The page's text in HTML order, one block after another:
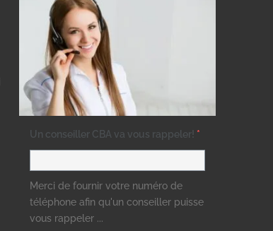
Un conseiller CBA va vous rappeler! *
Merci de fournir votre numéro de
téléphone afin qu'un conseiller puisse
vous rappeler ...